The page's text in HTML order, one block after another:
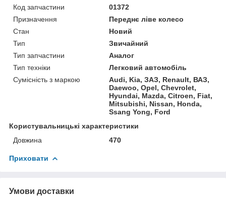
Код запчастини
01372
Призначення
Переднє ліве колесо
Стан
Новий
Тип
Звичайний
Тип запчастини
Аналог
Тип техніки
Легковий автомобіль
Сумісність з маркою
Audi, Kia, ЗАЗ, Renault, ВАЗ,
Daewoo, Opel, Chevrolet,
Hyundai, Mazda, Citroen, Fiat,
Mitsubishi, Nissan, Honda,
Ssang Yong, Ford
Користувальницькі характеристики
Довжина
470
Приховати
Умови доставки